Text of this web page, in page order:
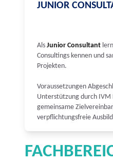
JUNIOR
Als Junior Consultant
Consultings kennen und
Projekten.
Voraussetzungen
Unterstützung durch IVM
gemeinsame
verpflichtungsfreie